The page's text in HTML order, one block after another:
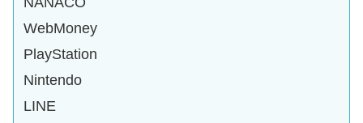
WebMoney
PlayStation
Nintendo
LINE